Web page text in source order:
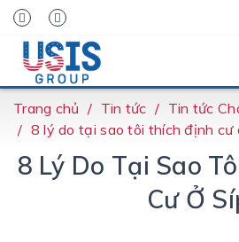
Trang chủ Tin tức
Tin tức
8 lý do tại sao tôi thích định cư
8 Lý Do Tại Sao
Cư Ở